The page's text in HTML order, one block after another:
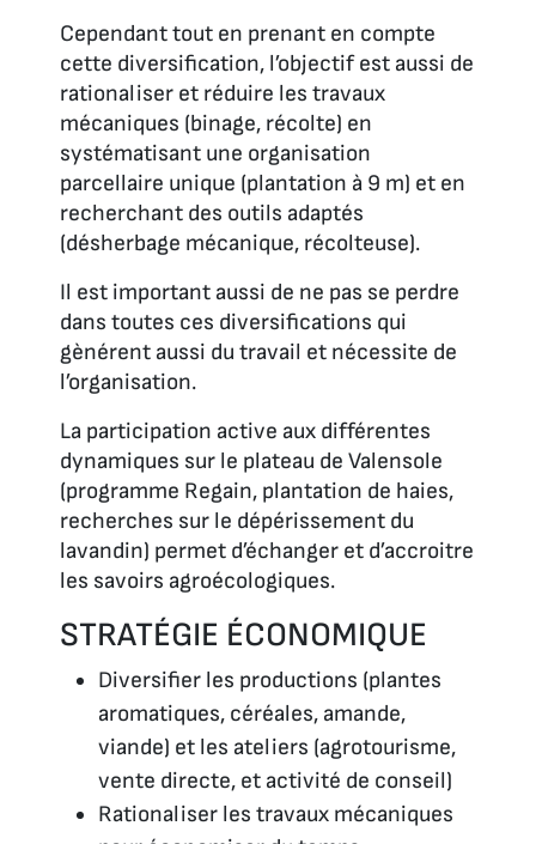
Cependant tout en prenant en compte
cette diversification, l’objectif est aussi de
rationaliser et réduire les travaux
mécaniques (binage, récolte) en
systématisant une organisation
parcellaire unique (plantation à 9 m) et en
recherchant des outils adaptés
(désherbage mécanique, récolteuse).
Il est important aussi de ne pas se perdre
dans toutes ces diversifications qui
gènérent aussi du travail et nécessite de
l’organisation.
La participation active aux différentes
dynamiques sur le plateau de Valensole
(programme Regain, plantation de haies,
recherches sur le dépérissement du
lavandin) permet d’échanger et d’accroitre
les savoirs agroécologiques.
STRATÉGIE ÉCONOMIQUE
Diversifier les productions (plantes
aromatiques, céréales, amande,
viande) et les ateliers (agrotourisme,
vente directe, et activité de conseil)
Rationaliser les travaux mécaniques